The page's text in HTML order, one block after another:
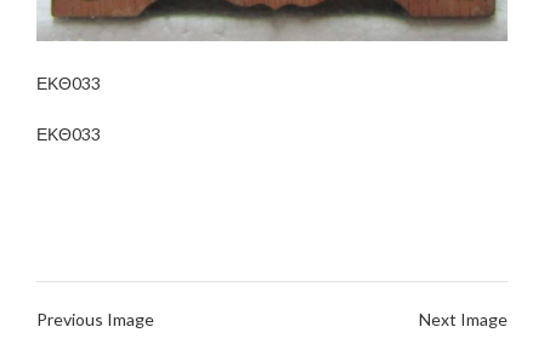
ΕΚΘ033
ΕΚΘ033
Previous Image Next Image